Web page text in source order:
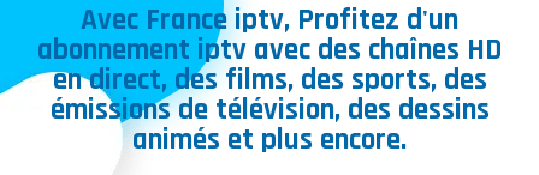
Avec France iptv, Profitez d'un
abonnement iptv avec des chaînes HD
en direct, des films, des sports, des
émissions de télévision, des dessins
animés et plus encore.